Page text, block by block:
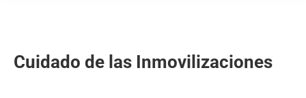
Cuidado de las Inmovilizaciones